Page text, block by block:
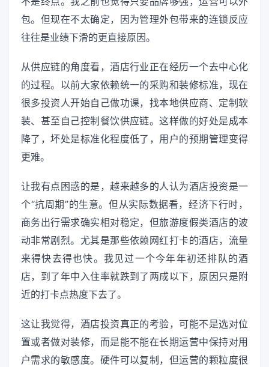
包。但现在不太确定，因为管理外包带来的连锁反应
往往是业绩下滑的更直接原因。
从供应链的角度看，酒店行业正在经历一个去中心化
的过程。以前大家依赖统一的采购和装修标准，现在
很多投资人开始自己做功课，找本地供应商、定制软
装、甚至自己控制餐饮供应链。这样做的好处是成本
降了，坏处是标准化程度低了，用户的预期管理变得
更难。
让我有点困惑的是，越来越多的人认为酒店投资是一
个“抗周期”的生意。但从实际数据看，经济下行时，
商务出行需求确实相对稳定，但旅游度假类酒店的波
动非常剧烈。尤其是那些依赖网红打卡的酒店，流量
来得快去得也快。我见过一个今年年初还排队的酒
店，到了年中入住率就跌到了两成以下，原因只是附
近的打卡点热度下去了。
这让我觉得，酒店投资真正的考验，可能不是选对位
置或者做对装修，而是能不能在长期运营中保持对用
户需求的敏感度。硬件可以复制，但运营的颗粒度很